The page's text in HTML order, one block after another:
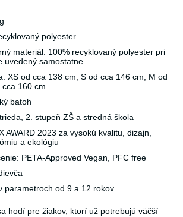
polyester
materiál: 100% recyklovaný polyester pri
uvedený samostatne
XS od cca 138 cm, S od cca 146 cm, M od
160 cm
batoh
2. stupeň ZŠ a stredná škola
AWARD 2023 za vysokú kvalitu, dizajn,
a ekológiu
PETA-Approved Vegan, PFC free
parametroch od 9 a 12 rokov
hodí pre žiakov, ktorí už potrebujú väčší